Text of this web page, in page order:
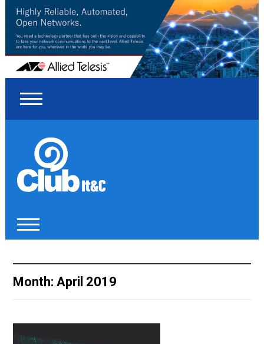
Month: April 2019